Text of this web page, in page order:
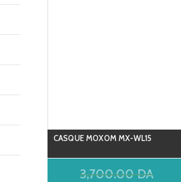
CASQUE MOXOM MX-WL15
3,700.00DA